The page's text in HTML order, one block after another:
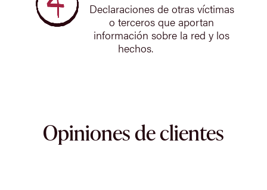
Declaraciones de otras víctimas
o terceros que aportan
información sobre la red y los
hechos.
Opiniones de clientes